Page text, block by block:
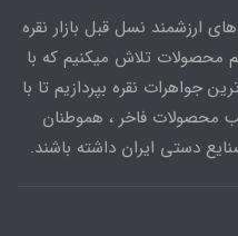
ارزشمند نسل قبل بازار نقره
محصولات تلاش میکنیم که با
جواهرات نقره بپردازیم تا با
محصولات فاخر ، هموطنان
دستی ایران داشته باشند.